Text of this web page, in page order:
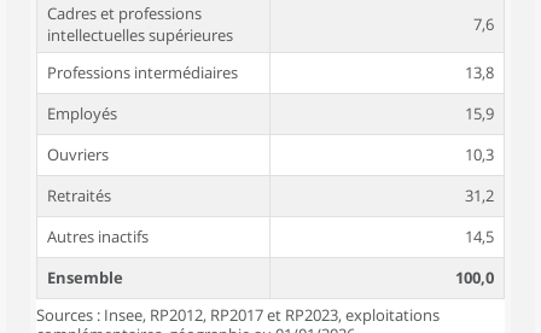
Cadres et professions
intellectuelles supérieures
7,6
Professions intermédiaires
13,8
Employés
15,9
Ouvriers
10,3
Retraités
31,2
Autres inactifs
14,5
Ensemble
100,0
Sources : Insee, RP2012, RP2017 et RP2023, exploitations